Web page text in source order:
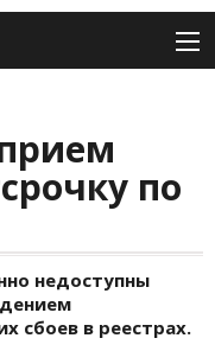
по
недоступны
сбоев в реестрах.